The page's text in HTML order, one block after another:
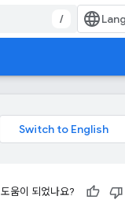
/
도움이 되었나요?